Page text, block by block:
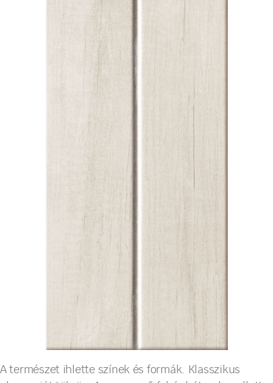
A természet ihlette színek és formák. Klasszikus